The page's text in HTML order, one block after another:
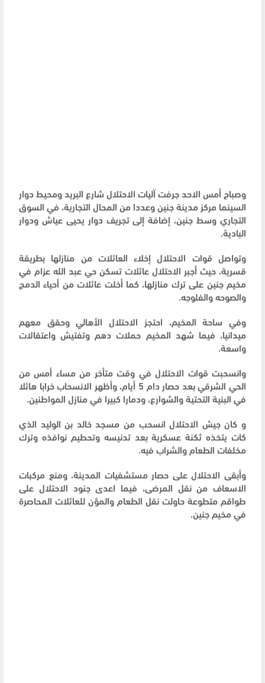
وصباح أمس الاحد جرفت آليات الاحتلال شارع البريد ومحيط دوار
السينما مركز مدينة جنين وعددا من المحال التجارية، في السوق
التجاري وسط جنين، إضافة إلى تجريف دوار يحيى عياش ودوار
البادية.
وتواصل قوات الاحتلال إخلاء العائلات من منازلها بطريقة
قسرية، حيث أجبر الاحتلال عائلات تسكن حي عبد الله عزام في
مخيم جنين على ترك منازلها، كما أخلت عائلات من أحياء الدمج
والصوحه والفلوجه.
وفي ساحة المخيم، احتجز الاحتلال الأهالي وحقق معهم
ميدانيا، فيما شهد المخيم حملات دهم وتفتيش واعتقالات
واسعة.
وانسحبت قوات الاحتلال في وقت متأخر من مساء أمس من
الحي الشرقي بعد حصار دام 5 أيام، وأظهر الانسحاب خرابا هائلا
في البنية التحتية والشوارع، ودمارا كبيرا في منازل المواطنين.
و كان جيش الاحتلال انسحب من مسجد خالد بن الوليد الذي
كات يتخذه ثكنة عسكرية بعد تدنيسه وتحطيم نوافذه وترك
مخلفات الطعام والشراب فيه.
وأبقى الاحتلال على حصار مستشفيات المدينة، ومنع مركبات
الاسعاف من نقل المرضى، فيما اعدى جنود الاحتلال على
طواقم متطوعة حاولت نقل الطعام والمؤن للعائلات المحاصرة
في مخيم جنين.